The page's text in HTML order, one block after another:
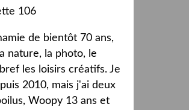
de bientôt 70 ans,
nature, la photo, le
les loisirs créatifs. Je
2010, mais j'ai deux
Woopy 13 ans et